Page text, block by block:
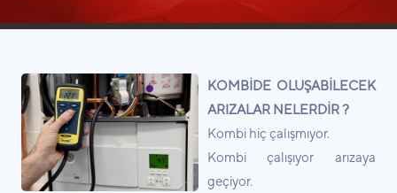
KOMBİDE OLUŞABİLECEK
ARIZALAR NELERDİR ?
Kombi hiç çalışmıyor.
Kombi çalışıyor arızaya
geçiyor.